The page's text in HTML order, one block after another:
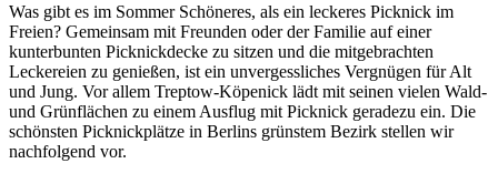
Was gibt es im Sommer Schöneres, als ein leckeres Picknick im
Freien? Gemeinsam mit Freunden oder der Familie auf einer
kunterbunten Picknickdecke zu sitzen und die mitgebrachten
Leckereien zu genießen, ist ein unvergessliches Vergnügen für Alt
und Jung. Vor allem Treptow-Köpenick lädt mit seinen vielen Wald-
und Grünflächen zu einem Ausflug mit Picknick geradezu ein. Die
schönsten Picknickplätze in Berlins grünstem Bezirk stellen wir
nachfolgend vor.